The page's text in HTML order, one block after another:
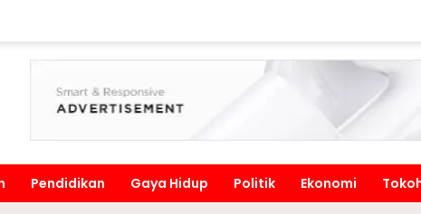
Pendidikan Gaya Hidup Politik Ekonomi